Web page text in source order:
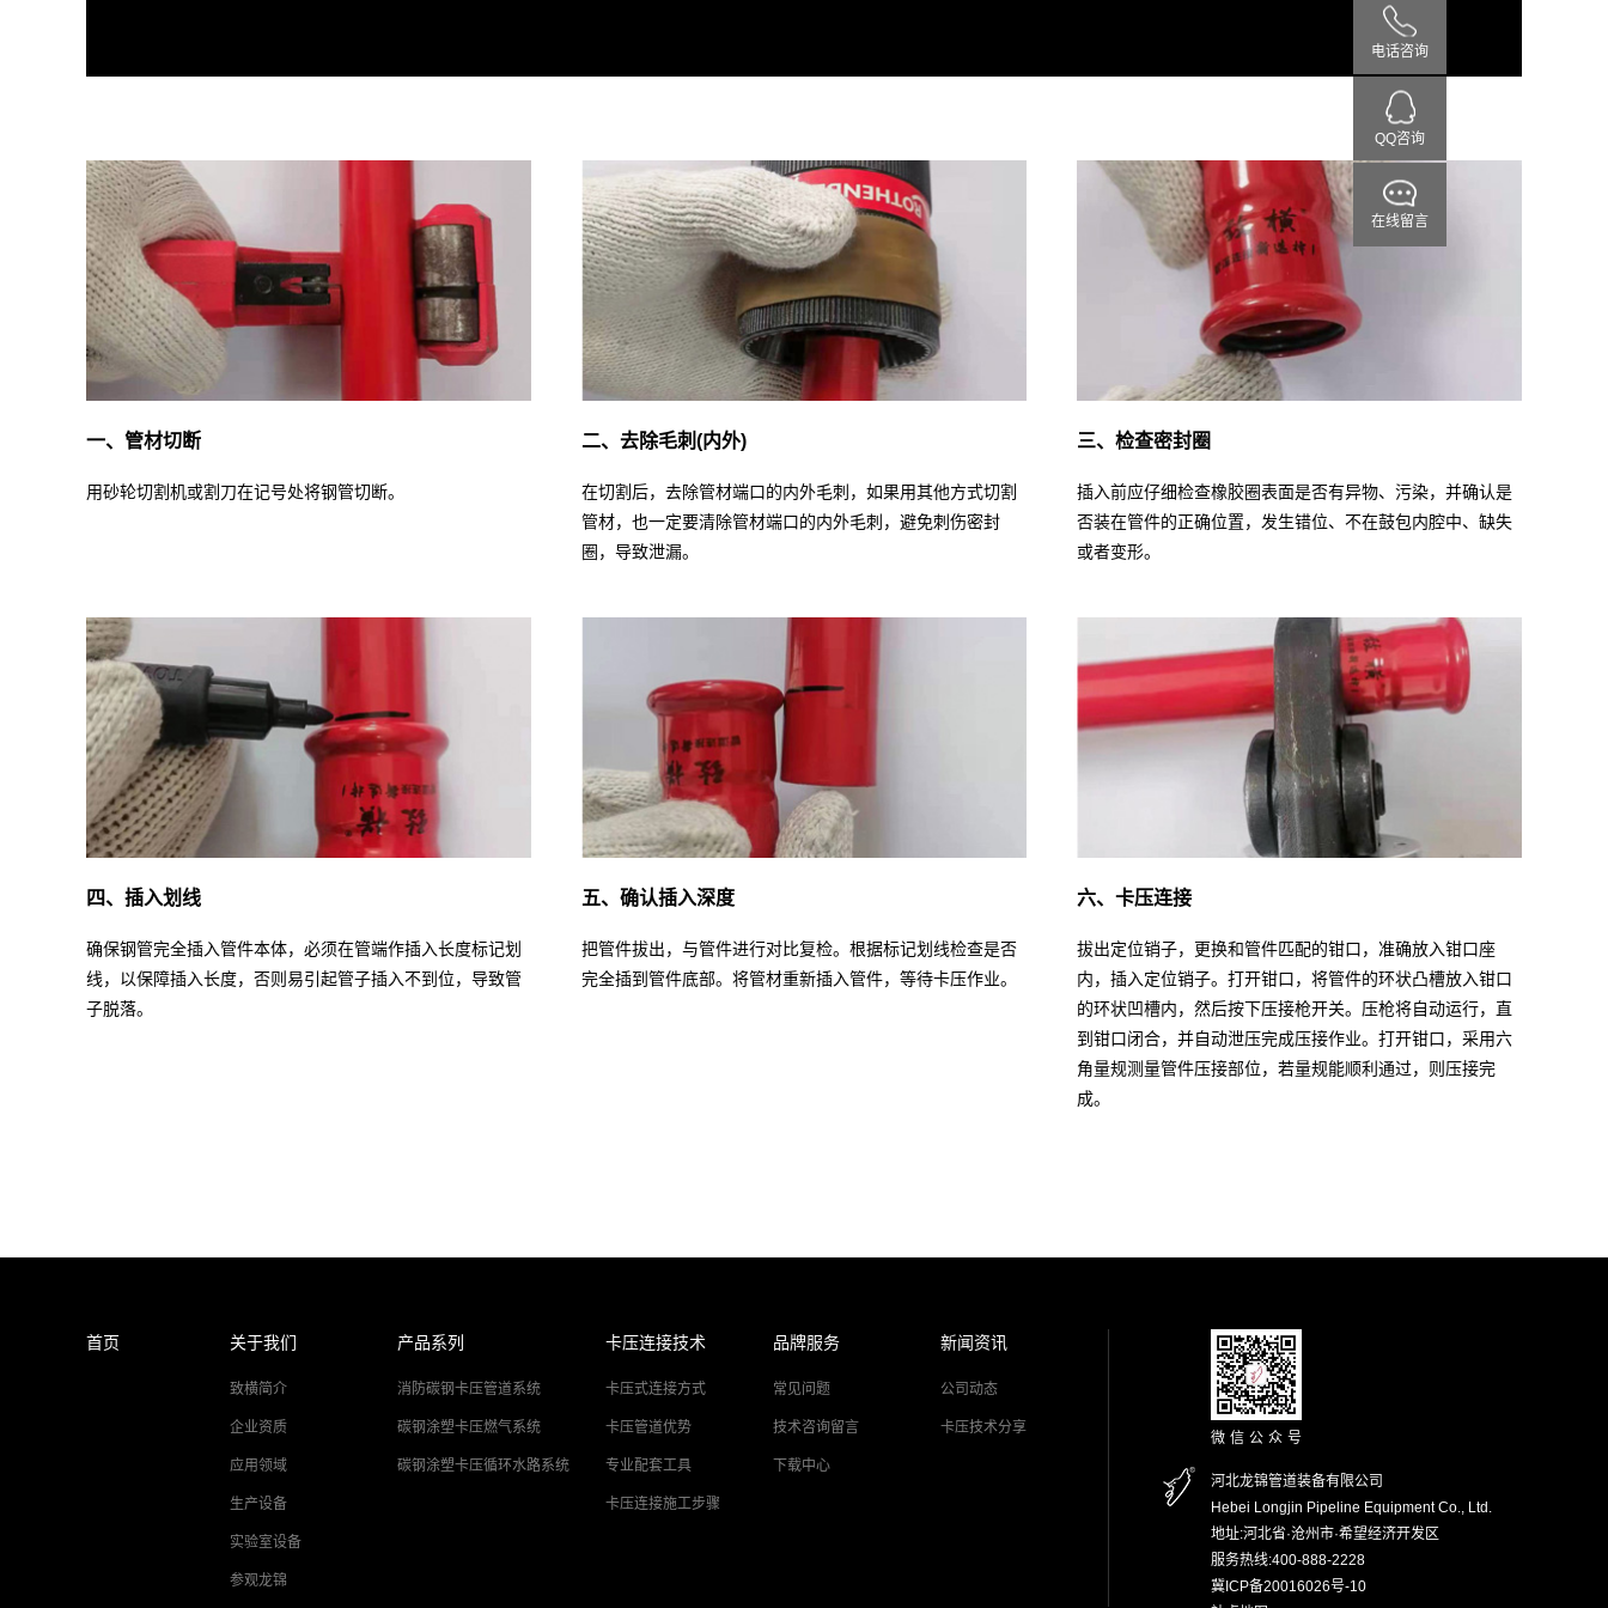
一、管材切断
用砂轮切割机或割刀在记号处将钢管切断。
二、去除毛刺(内外)
在切割后，去除管材端口的内外毛刺，如果用其他方式切割
管材，也一定要清除管材端口的内外毛刺，避免刺伤密封
圈，导致泄漏。
三、检查密封圈
插入前应仔细检查橡胶圈表面是否有异物、污染，并确认是
否装在管件的正确位置，发生错位、不在鼓包内腔中、缺失
或者变形。
四、插入划线
确保钢管完全插入管件本体，必须在管端作插入长度标记划
线，以保障插入长度，否则易引起管子插入不到位，导致管
子脱落。
五、确认插入深度
把管件拔出，与管件进行对比复检。根据标记划线检查是否
完全插到管件底部。将管材重新插入管件，等待卡压作业。
六、卡压连接
拔出定位销子，更换和管件匹配的钳口，准确放入钳口座
内，插入定位销子。打开钳口，将管件的环状凸槽放入钳口
的环状凹槽内，然后按下压接枪开关。压枪将自动运行，直
到钳口闭合，并自动泄压完成压接作业。打开钳口，采用六
角量规测量管件压接部位，若量规能顺利通过，则压接完
成。
首页 关于我们
致横简介
企业资质
应用领域
生产设备
实验室设备
参观龙锦
产品系列
消防碳钢卡压管道系统
碳钢涂塑卡压燃气系统
碳钢涂塑卡压循环水路系统
卡压连接技术
卡压式连接方式
卡压管道优势
专业配套工具
卡压连接施工步骤
品牌服务
常见问题
技术咨询留言
下载中心
新闻资讯
公司动态
卡压技术分享
微信公众号
河北龙锦管道装备有限公司
Hebei Longjin Pipeline Equipment Co., Ltd.
地址:河北省·沧州市·希望经济开发区
服务热线:400-888-2228
冀ICP备20016026号-10
电话咨询
QQ咨询
在线留言